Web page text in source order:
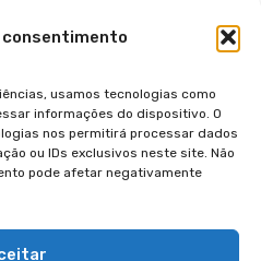
consentimento
usamos tecnologias como
informações do dispositivo. O
nos permitirá processar dados
ou IDs exclusivos neste site. Não
pode afetar negativamente